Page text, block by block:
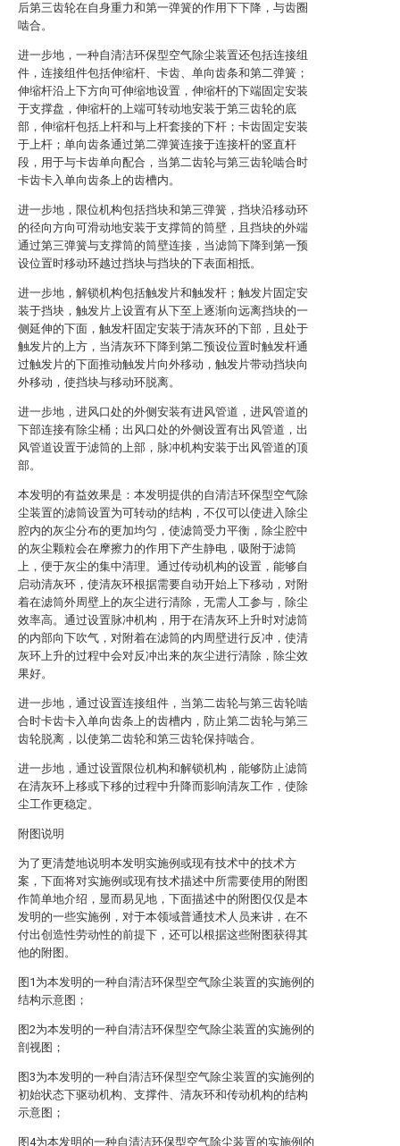
后第三齿轮在自身重力和第一弹簧的作用下下降，与齿圈
啮合。
进一步地，一种自清洁环保型空气除尘装置还包括连接组
件，连接组件包括伸缩杆、卡齿、单向齿条和第二弹簧；
伸缩杆沿上下方向可伸缩地设置，伸缩杆的下端固定安装
于支撑盘，伸缩杆的上端可转动地安装于第三齿轮的底
部，伸缩杆包括上杆和与上杆套接的下杆；卡齿固定安装
于上杆；单向齿条通过第二弹簧连接于连接杆的竖直杆
段，用于与卡齿单向配合，当第二齿轮与第三齿轮啮合时
卡齿卡入单向齿条上的齿槽内。
进一步地，限位机构包括挡块和第三弹簧，挡块沿移动环
的径向方向可滑动地安装于支撑筒的筒壁，且挡块的外端
通过第三弹簧与支撑筒的筒壁连接，当滤筒下降到第一预
设位置时移动环越过挡块与挡块的下表面相抵。
进一步地，解锁机构包括触发片和触发杆；触发片固定安
装于挡块，触发片上设置有从下至上逐渐向远离挡块的一
侧延伸的下面，触发杆固定安装于清灰环的下部，且处于
触发片的上方，当清灰环下降到第二预设位置时触发杆通
过触发片的下面推动触发片向外移动，触发片带动挡块向
外移动，使挡块与移动环脱离。
进一步地，进风口处的外侧安装有进风管道，进风管道的
下部连接有除尘桶；出风口处的外侧设置有出风管道，出
风管道设置于滤筒的上部，脉冲机构安装于出风管道的顶
部。
本发明的有益效果是：本发明提供的自清洁环保型空气除
尘装置的滤筒设置为可转动的结构，不仅可以使进入除尘
腔内的灰尘分布的更加均匀，使滤筒受力平衡，除尘腔中
的灰尘颗粒会在摩擦力的作用下产生静电，吸附于滤筒
上，便于灰尘的集中清理。通过传动机构的设置，能够自
启动清灰环，使清灰环根据需要自动开始上下移动，对附
着在滤筒外周壁上的灰尘进行清除，无需人工参与，除尘
效率高。通过设置脉冲机构，用于在清灰环上升时对滤筒
的内部向下吹气，对附着在滤筒的内周壁进行反冲，使清
灰环上升的过程中会对反冲出来的灰尘进行清除，除尘效
果好。
进一步地，通过设置连接组件，当第二齿轮与第三齿轮啮
合时卡齿卡入单向齿条上的齿槽内，防止第二齿轮与第三
齿轮脱离，以使第二齿轮和第三齿轮保持啮合。
进一步地，通过设置限位机构和解锁机构，能够防止滤筒
在清灰环上移或下移的过程中升降而影响清灰工作，使除
尘工作更稳定。
附图说明
为了更清楚地说明本发明实施例或现有技术中的技术方
案，下面将对实施例或现有技术描述中所需要使用的附图
作简单地介绍，显而易见地，下面描述中的附图仅仅是本
发明的一些实施例，对于本领域普通技术人员来讲，在不
付出创造性劳动性的前提下，还可以根据这些附图获得其
他的附图。
图1为本发明的一种自清洁环保型空气除尘装置的实施例的
结构示意图；
图2为本发明的一种自清洁环保型空气除尘装置的实施例的
剖视图；
图3为本发明的一种自清洁环保型空气除尘装置的实施例的
初始状态下驱动机构、支撑件、清灰环和传动机构的结构
示意图；
图4为本发明的一种自清洁环保型空气除尘装置的实施例的